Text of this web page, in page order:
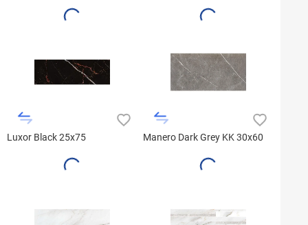
Luxor Black 25x75 Manero Dark Grey KK 30x60